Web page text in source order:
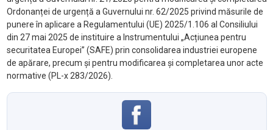
Ordonanței de urgență a Guvernului nr. 62/2025 privind măsurile de
punere în aplicare a Regulamentului (UE) 2025/1.106 al Consiliului
din 27 mai 2025 de instituire a Instrumentului „Acțiunea pentru
securitatea Europei” (SAFE) prin consolidarea industriei europene
de apărare, precum și pentru modificarea și completarea unor acte
normative (PL-x 283/2026).